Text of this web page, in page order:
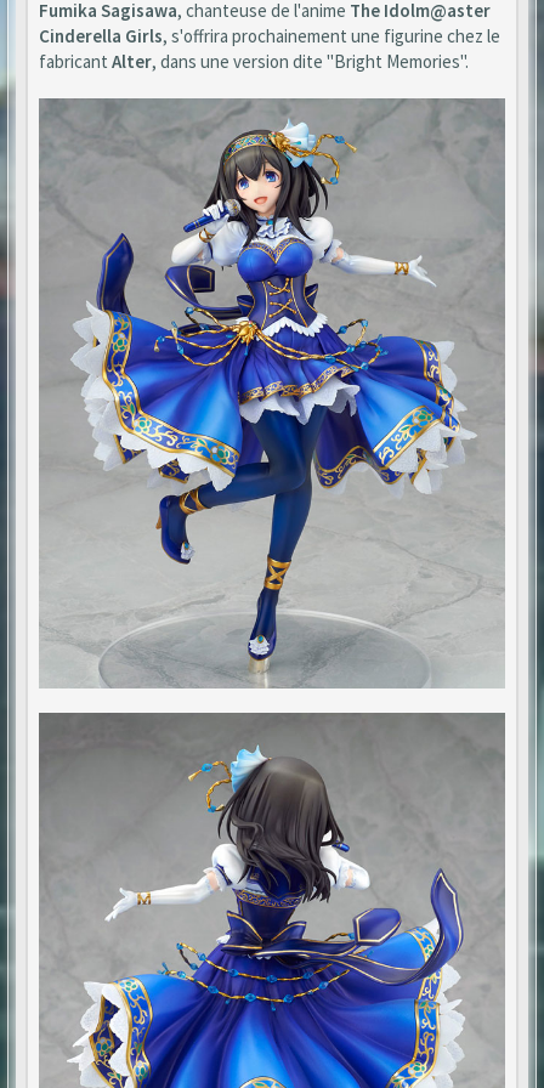
Fumika Sagisawa, chanteuse de l'anime The Idolm@aster
Cinderella Girls, s'offrira prochainement une figurine chez le
fabricant Alter, dans une version dite "Bright Memories".